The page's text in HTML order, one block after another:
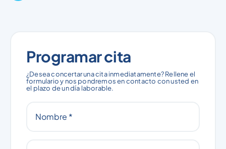
Programar cita
¿Desea concertar una cita inmediatamente? Rellene el
formulario y nos pondremos en contacto con usted en
el plazo de un día laborable.